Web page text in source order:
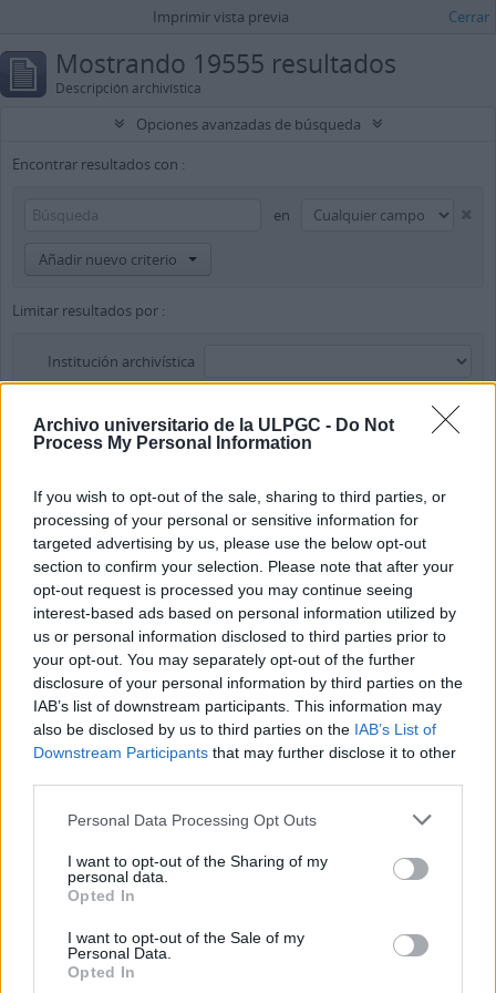
Archivo universitario de la ULPGC - Do Not
Process My Personal Information
If you wish to opt-out of the sale, sharing to third parties, or
processing of your personal or sensitive information for
targeted advertising by us, please use the below opt-out
section to confirm your selection. Please note that after your
opt-out request is processed you may continue seeing
interest-based ads based on personal information utilized by
us or personal information disclosed to third parties prior to
your opt-out. You may separately opt-out of the further
disclosure of your personal information by third parties on the
IAB’s list of downstream participants. This information may
also be disclosed by us to third parties on the IAB’s List of
Downstream Participants that may further disclose it to other
Personal Data Processing Opt Outs
I want to opt-out of the Sharing of my
personal data.
Opted In
I want to opt-out of the Sale of my
Personal Data.
Opted In
Imprimir vista previa Cerrar
Mostrando 19555 resultados
Descripción archivística
Opciones avanzadas de búsqueda
Encontrar resultados con :
en
Añadir nuevo criterio
Limitar resultados por :
Institución archivística
Filtrar resultados por :
Nivel de descripción Objeto digital disponibles
Régimen de derechos de autor Tipo general de material
Descripciones de máximo nivel
Todas las descripciones
Filtrar por rango de fecha :
Inicio Fin
Superposición
Archivo General de la ULPGC
Contabilidad Histórica de la